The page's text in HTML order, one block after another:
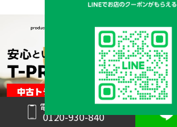
電話で問い合わせ
0120-930-840